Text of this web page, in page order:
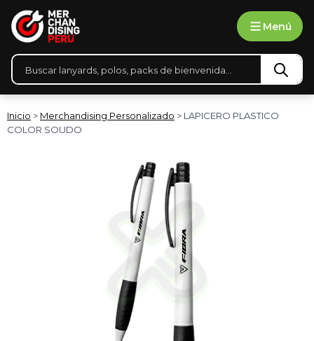
Menú
Búsqueda
Inicio > Merchandising Personalizado > LAPICERO PLASTICO
COLOR SOUDO